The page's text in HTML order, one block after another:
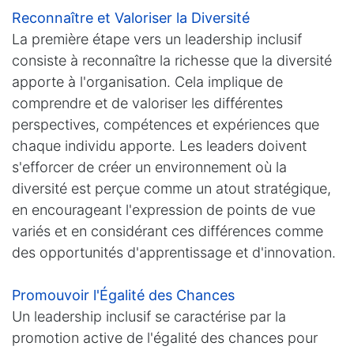
Reconnaître et Valoriser la Diversité
La première étape vers un leadership inclusif
consiste à reconnaître la richesse que la diversité
apporte à l'organisation. Cela implique de
comprendre et de valoriser les différentes
perspectives, compétences et expériences que
chaque individu apporte. Les leaders doivent
s'efforcer de créer un environnement où la
diversité est perçue comme un atout stratégique,
en encourageant l'expression de points de vue
variés et en considérant ces différences comme
des opportunités d'apprentissage et d'innovation.
Promouvoir l'Égalité des Chances
Un leadership inclusif se caractérise par la
promotion active de l'égalité des chances pour